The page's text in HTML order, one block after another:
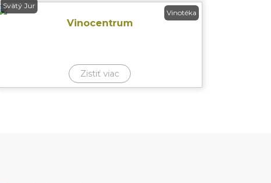
Vinotéka
Svätý Jur
Vinocentrum
Zistiť viac